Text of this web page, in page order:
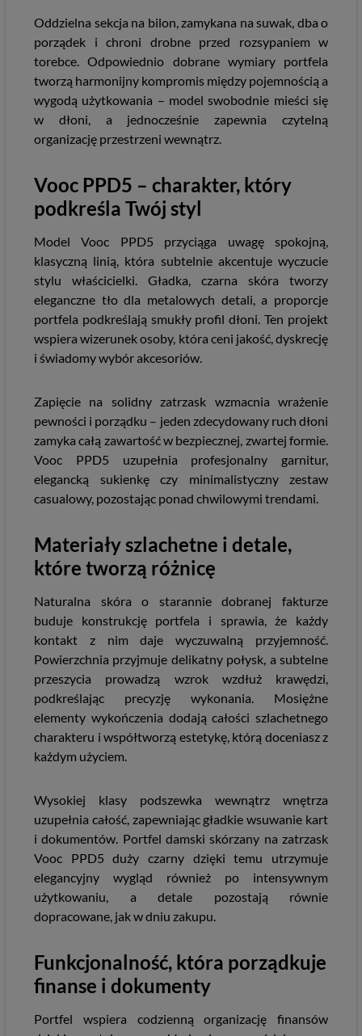
Oddzielna sekcja na bilon, zamykana na suwak, dba o
porządek i chroni drobne przed rozsypaniem w
torebce. Odpowiednio dobrane wymiary portfela
tworzą harmonijny kompromis między pojemnością a
wygodą użytkowania – model swobodnie mieści się
w dłoni, a jednocześnie zapewnia czytelną
organizację przestrzeni wewnątrz.
Vooc PPD5 – charakter, który
podkreśla Twój styl
Model Vooc PPD5 przyciąga uwagę spokojną,
klasyczną linią, która subtelnie akcentuje wyczucie
stylu właścicielki. Gładka, czarna skóra tworzy
eleganczne tło dla metalowych detali, a proporcje
portfela podkreślają smukły profil dłoni. Ten projekt
wspiera wizerunek osoby, która ceni jakość, dyskrecję
i świadomy wybór akcesoriów.
Zapięcie na solidny zatrzask wzmacnia wrażenie
pewności i porządku – jeden zdecydowany ruch dłoni
zamyka całą zawartość w bezpiecznej, zwartej formie.
Vooc PPD5 uzupełnia profesjonalny garnitur,
elegancką sukienkę czy minimalistyczny zestaw
casualowy, pozostając ponad chwilowymi trendami.
Materiały szlachetne i detale,
które tworzą różnicę
Naturalna skóra o starannie dobranej fakturze
buduje konstrukcję portfela i sprawia, że każdy
kontakt z nim daje wyczuwalną przyjemność.
Powierzchnia przyjmuje delikatny połysk, a subtelne
przeszycia prowadzą wzrok wzdłuż krawędzi,
podkreślając precyzję wykonania. Mosiężne
elementy wykończenia dodają całości szlachetnego
charakteru i współtworzą estetykę, którą doceniasz z
każdym użyciem.
Wysokiej klasy podszewka wewnątrz wnętrza
uzupełnia całość, zapewniając gładkie wsuwanie kart
i dokumentów. Portfel damski skórzany na zatrzask
Vooc PPD5 duży czarny dzięki temu utrzymuje
elegancyjny wygląd również po intensywnym
użytkowaniu, a detale pozostają równie
dopracowane, jak w dniu zakupu.
Funkcjonalność, która porządkuje
finanse i dokumenty
Portfel wspiera codzienną organizację finansów